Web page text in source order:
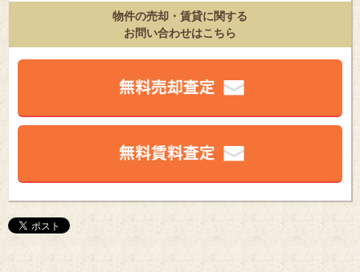
物件の売却・賃貸に関する
お問い合わせはこちら